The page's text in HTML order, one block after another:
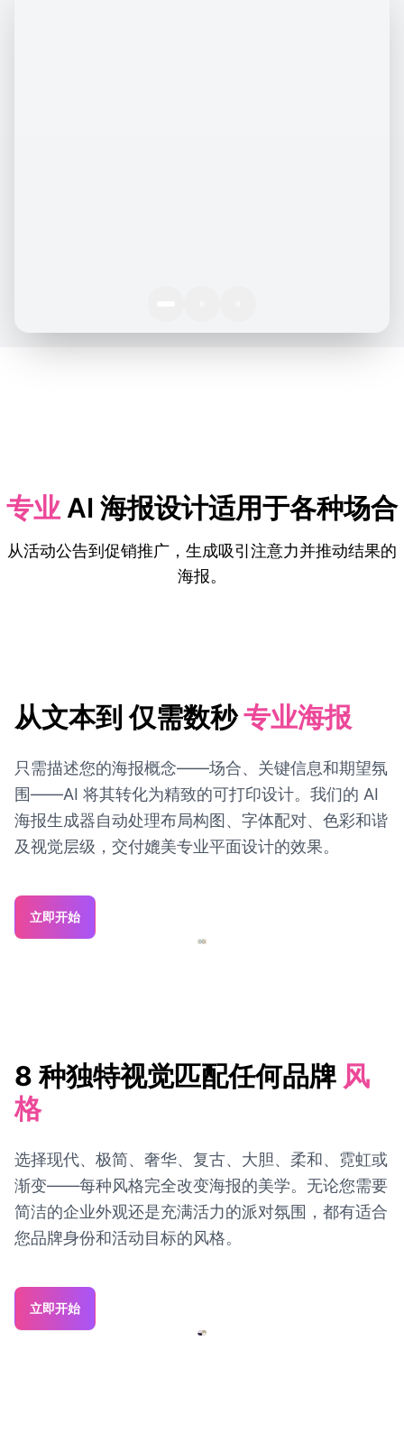
专业 AI 海报设计适用于各种场合
从活动公告到促销推广，生成吸引注意力并推动结果的
海报。
从文本到 仅需数秒专业海报
只需描述您的海报概念——场合、关键信息和期望氛
围——AI 将其转化为精致的可打印设计。我们的 AI
海报生成器自动处理布局构图、字体配对、色彩和谐
及视觉层级，交付媲美专业平面设计的效果。
立即开始
8 种独特视觉匹配任何品牌 风
格
选择现代、极简、奢华、复古、大胆、柔和、霓虹或
渐变——每种风格完全改变海报的美学。无论您需要
简洁的企业外观还是充满活力的派对氛围，都有适合
您品牌身份和活动目标的风格。
立即开始